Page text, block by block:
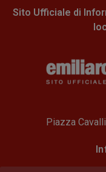
Sito Ufficiale di
Piazza